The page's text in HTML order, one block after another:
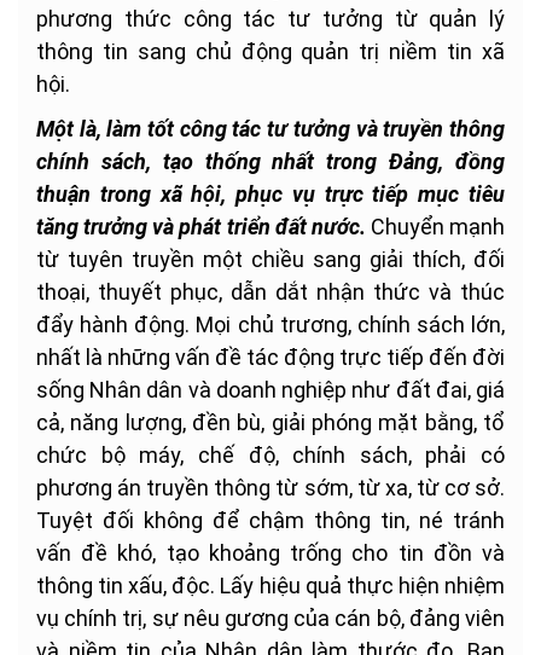
phương thức công tác tư tưởng từ quản lý
thông tin sang chủ động quản trị niềm tin xã
hội.
Một là, làm tốt công tác tư tưởng và truyền thông
chính sách, tạo thống nhất trong Đảng, đồng
thuận trong xã hội, phục vụ trực tiếp mục tiêu
tăng trưởng và phát triển đất nước. Chuyển mạnh
từ tuyên truyền một chiều sang giải thích, đối
thoại, thuyết phục, dẫn dắt nhận thức và thúc
đẩy hành động. Mọi chủ trương, chính sách lớn,
nhất là những vấn đề tác động trực tiếp đến đời
sống Nhân dân và doanh nghiệp như đất đai, giá
cả, năng lượng, đền bù, giải phóng mặt bằng, tổ
chức bộ máy, chế độ, chính sách, phải có
phương án truyền thông từ sớm, từ xa, từ cơ sở.
Tuyệt đối không để chậm thông tin, né tránh
vấn đề khó, tạo khoảng trống cho tin đồn và
thông tin xấu, độc. Lấy hiệu quả thực hiện nhiệm
vụ chính trị, sự nêu gương của cán bộ, đảng viên